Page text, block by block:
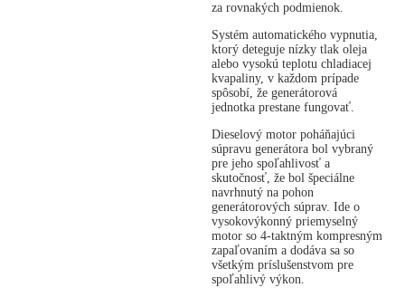
za rovnakých podmienok.
Systém automatického vypnutia,
ktorý deteguje nízky tlak oleja
alebo vysokú teplotu chladiacej
kvapaliny, v každom prípade
spôsobí, že generátorová
jednotka prestane fungovať.
Dieselový motor poháňajúci
súpravu generátora bol vybraný
pre jeho spoľahlivosť a
skutočnosť, že bol špeciálne
navrhnutý na pohon
generátorových súprav. Ide o
vysokovýkonný priemyselný
motor so 4-taktným kompresným
zapaľovaním a dodáva sa so
všetkým príslušenstvom pre
spoľahlivý výkon.